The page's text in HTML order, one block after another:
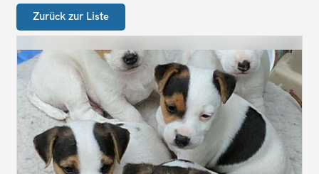
Zurück zur Liste